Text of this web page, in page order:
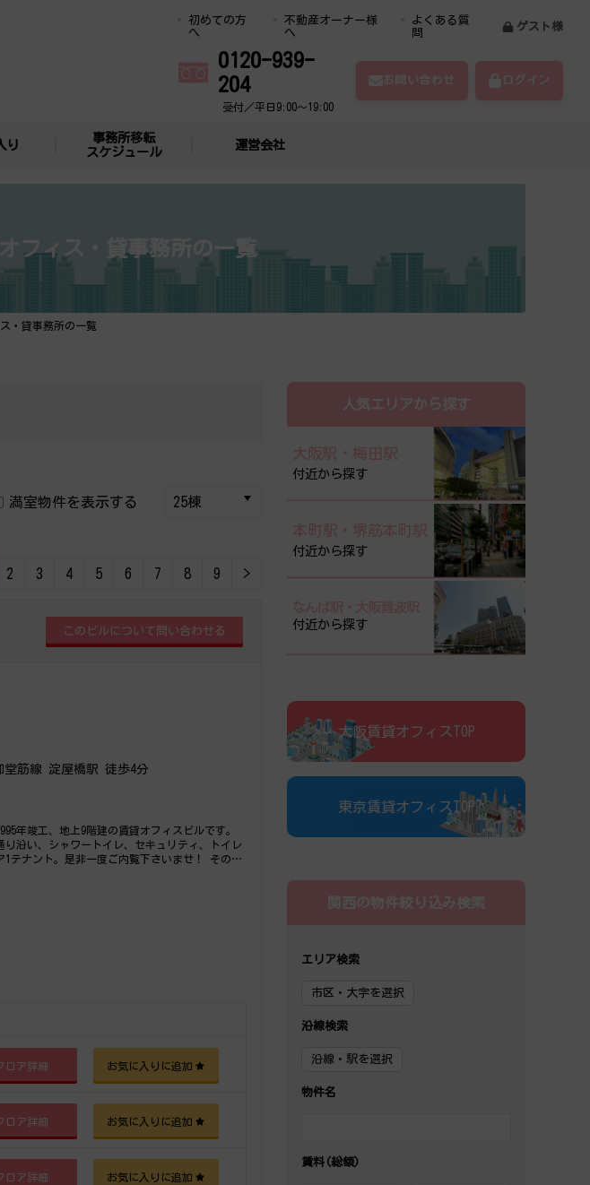
初めての方
へ
不動産オーナー様
へ
よくある質
問
ゲスト様
0120-939-
204
受付／平日9:00～19:00
お問い合わせ ログイン
り
事務所移転
スケジュール
運営会社
フィス・貸事務所の一覧
・貸事務所の一覧
満室物件を表示する
2 3 4 5 6 7 8 9 >
堂筋線 淀屋橋駅 徒歩4分
年竣工、地上9階建の賃貸オフィスビルです。
沿い、シャワートイレ、セキュリティ、トイレ
1テナント。是非一度ご内覧下さいませ！ その
ロア詳細 お気に入りに追加
ロア詳細 お気に入りに追加
ロア詳細 お気に入りに追加
人気エリアから探す
付近から探す
大阪駅・梅田駅
本町駅・堺筋本町駅
付近から探す
なんば駅・大阪難波駅
付近から探す
大阪賃貸オフィスTOP
東京賃貸オフィスTOP
関西の物件絞り込み検索
エリア検索
市区・大字を選択
沿線検索
沿線・駅を選択
物件名
賃料(総額)